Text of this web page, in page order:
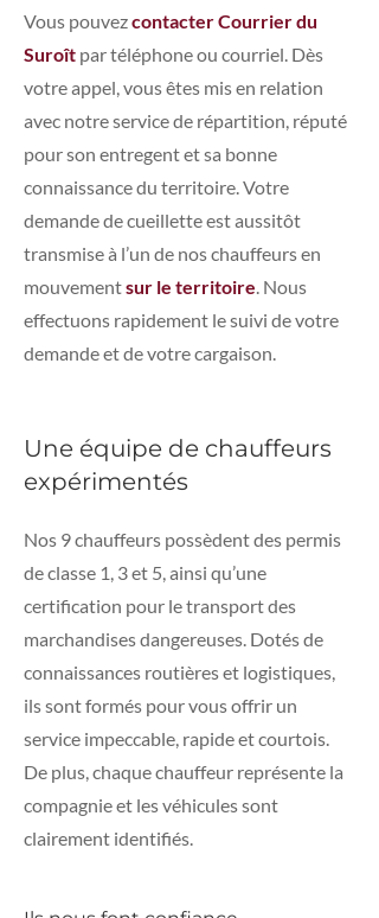
Vous pouvezcontacter Courrier du
Suroît par téléphone ou courriel. Dès
votre appel, vous êtes mis en relation
avec notre service de répartition, réputé
pour son entregent et sa bonne
connaissance du territoire. Votre
demande de cueillette est aussitôt
transmise à l’un de nos chauffeurs en
mouvementsur le territoire. Nous
effectuons rapidement le suivi de votre
demande et de votre cargaison.
Une équipe de chauffeurs
expérimentés
Nos 9 chauffeurs possèdent des permis
de classe 1, 3 et 5, ainsi qu’une
certification pour le transport des
marchandises dangereuses. Dotés de
connaissances routières et logistiques,
ils sont formés pour vous offrir un
service impeccable, rapide et courtois.
De plus, chaque chauffeur représente la
compagnie et les véhicules sont
clairement identifiés.